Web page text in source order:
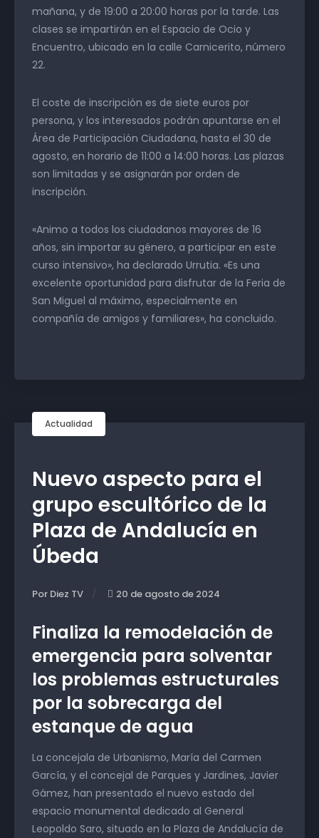
mañana, y de 19:00 a 20:00 horas por la tarde. Las
clases se impartirán en el Espacio de Ocio y
Encuentro, ubicado en la calle Carnicerito, número
22.
El coste de inscripción es de siete euros por
persona, y los interesados podrán apuntarse en el
Área de Participación Ciudadana, hasta el 30 de
agosto, en horario de 11:00 a 14:00 horas. Las plazas
son limitadas y se asignarán por orden de
inscripción.
«Animo a todos los ciudadanos mayores de 16
años, sin importar su género, a participar en este
curso intensivo», ha declarado Urrutia. «Es una
excelente oportunidad para disfrutar de la Feria de
San Miguel al máximo, especialmente en
compañía de amigos y familiares», ha concluido.
Actualidad
Nuevo aspecto para el
grupo escultórico de la
Plaza de Andalucía en
Úbeda
Por Diez TV 20 de agosto de 2024
Finaliza la remodelación de
emergencia para solventar
los problemas estructurales
por la sobrecarga del
estanque de agua
La concejala de Urbanismo, María del Carmen
García, y el concejal de Parques y Jardines, Javier
Gámez, han presentado el nuevo estado del
espacio monumental dedicado al General
Leopoldo Saro, situado en la Plaza de Andalucía de